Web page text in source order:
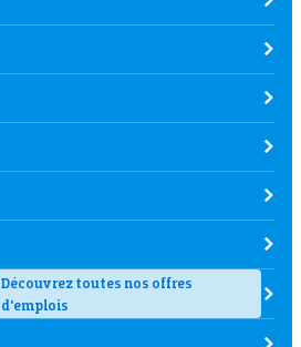
Découvrez toutes nos offres
d'emplois